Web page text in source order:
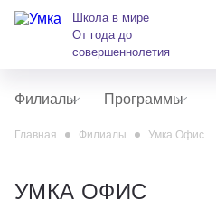
Школа в мире
От года до
совершеннолетия
+7 (391) 223-38-38
andreeva@krasumka.ru
Филиалы Программы
Главная Филиалы Умка Офис
УМКА ОФИС